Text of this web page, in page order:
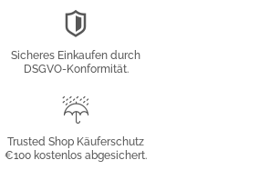
Sicheres Einkaufen durch
DSGVO-Konformität.
Käuferschutz
Trusted Shop Käuferschutz
€100 kostenlos abgesichert.